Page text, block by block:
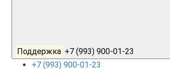
Поддержка +7 (993) 900-01-23
+7 (993) 900-01-23